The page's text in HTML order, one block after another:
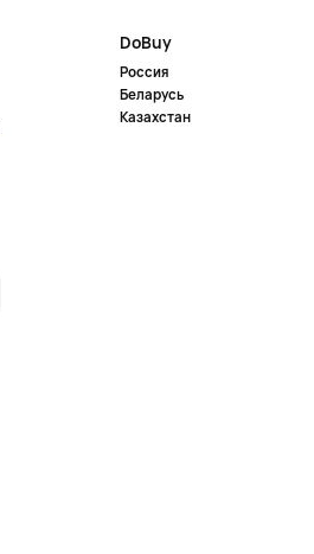
DoBuy
Россия
Беларусь
Казахстан